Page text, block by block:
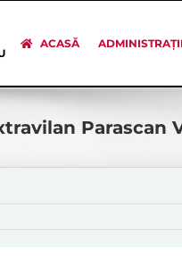
ACASĂ
Parascan